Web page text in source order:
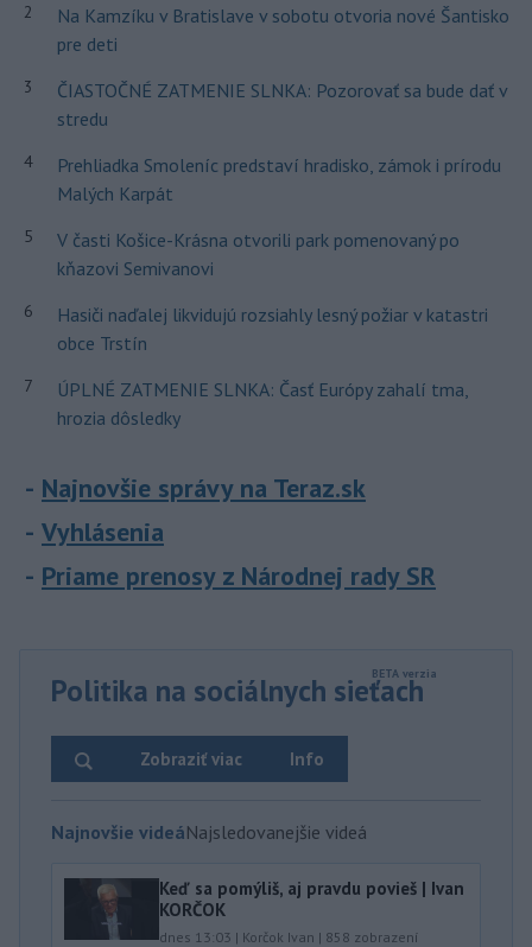
2
Na Kamzíku v Bratislave v sobotu otvoria nové Šantisko
pre deti
3
ČIASTOČNÉ ZATMENIE SLNKA: Pozorovať sa bude dať v
stredu
4
Prehliadka Smoleníc predstaví hradisko, zámok i prírodu
Malých Karpát
5
V časti Košice-Krásna otvorili park pomenovaný po
kňazovi Semivanovi
6
Hasiči naďalej likvidujú rozsiahly lesný požiar v katastri
obce Trstín
7
ÚPLNÉ ZATMENIE SLNKA: Časť Európy zahalí tma,
hrozia dôsledky
Najnovšie správy na Teraz.sk
Vyhlásenia
Priame prenosy z Národnej rady SR
Politika na sociálnych sieťach
Info
Zobraziť viac
Najnovšie videáNajsledovanejšie videá
Keď sa pomýliš, aj pravdu povieš | Ivan
KORČOK
dnes 13:03 | Korčok Ivan | 858 zobrazení